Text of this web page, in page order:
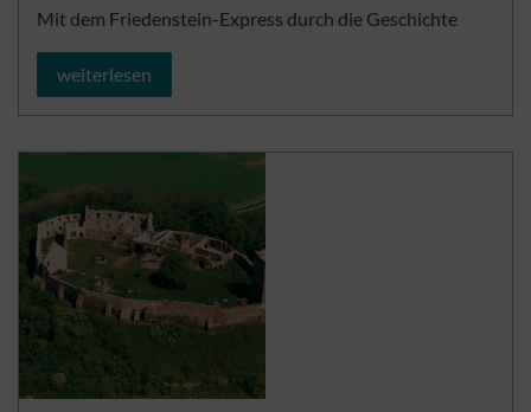
Mit dem Friedenstein-Express durch die Geschichte
weiterlesen